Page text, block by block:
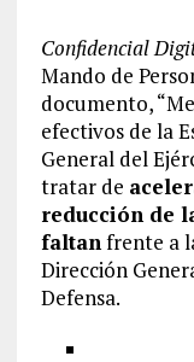
Confidencial
Mando de
documento,
efectivos de la
General del
tratar de
reducción de
faltanfrente a
Dirección
Defensa.